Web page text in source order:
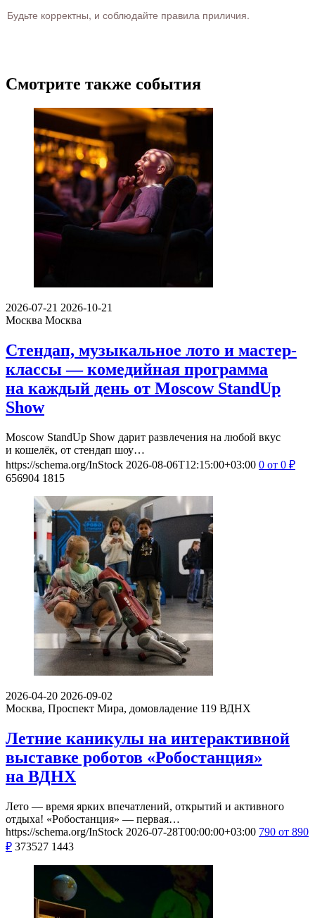
Будьте корректны, и соблюдайте правила приличия.
Смотрите также события
2026-07-21 2026-10-21
Москва Москва
Стендап, музыкальное лото и мастер-
классы — комедийная программа
на каждый день от Moscow StandUp
Show
Moscow StandUp Show дарит развлечения на любой вкус
и кошелёк, от стендап шоу…
https://schema.org/InStock 2026-08-06T12:15:00+03:00 0 от 0 ₽
656904 1815
2026-04-20 2026-09-02
Москва, Проспект Мира, домовладение 119 ВДНХ
Летние каникулы на интерактивной
выставке роботов «Робостанция»
на ВДНХ
Лето — время ярких впечатлений, открытий и активного
отдыха! «Робостанция» — первая…
https://schema.org/InStock 2026-07-28T00:00:00+03:00 790 от 890
₽ 373527 1443